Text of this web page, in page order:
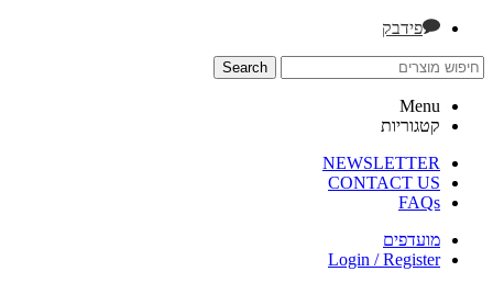
פידבק
Search
Menu
קטגוריות
NEWSLETTER
CONTACT US
FAQs
מועדפים
Login / Register